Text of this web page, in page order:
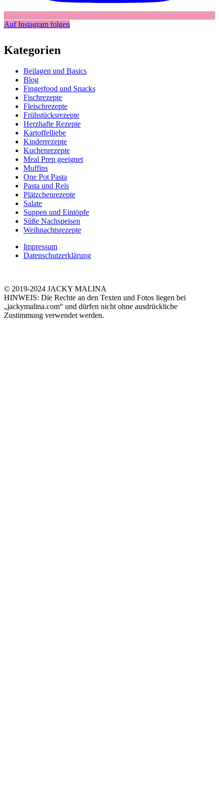
Auf Instagram folgen
Kategorien
Beilagen und Basics
Blog
Fingerfood und Snacks
Fischrezepte
Fleischrezepte
Frühstücksrezepte
Herzhafte Rezepte
Kartoffelliebe
Kinderrezepte
Kuchenrezepte
Meal Prep geeignet
Muffins
One Pot Pasta
Pasta und Reis
Plätzchenrezepte
Salate
Suppen und Eintöpfe
Süße Nachspeisen
Weihnachtsrezepte
Impressum
Datenschutzerklärung
© 2019-2024 JACKY MALINA
HINWEIS: Die Rechte an den Texten und Fotos liegen bei
„jackymalina.com“ und dürfen nicht ohne ausdrückliche
Zustimmung verwendet werden.